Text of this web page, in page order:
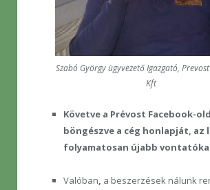
Szabó György ügyvezető Igazgató,
Kft
Követve a Prévost Facebook-
böngészve a cég honlapját, az
folyamatosan újabb
Valóban, a beszerzések nálunk